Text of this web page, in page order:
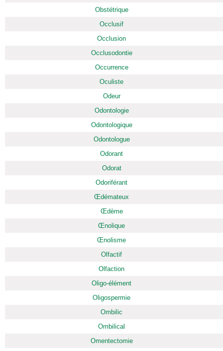
Obstétrique
Occlusif
Occlusion
Occlusodontie
Occurrence
Oculiste
Odeur
Odontologie
Odontologique
Odontologue
Odorant
Odorat
Odoriférant
Œdémateux
Œdème
Œnolique
Œnolisme
Olfactif
Olfaction
Oligo-élément
Oligospermie
Ombilic
Ombilical
Omentectomie